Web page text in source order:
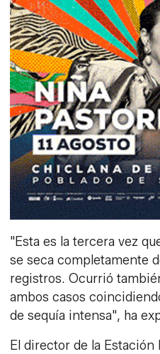
"Esta es la tercera vez
se seca completamente
registros. Ocurrió
ambos casos
de sequía intensa", ha
El director de la Estación